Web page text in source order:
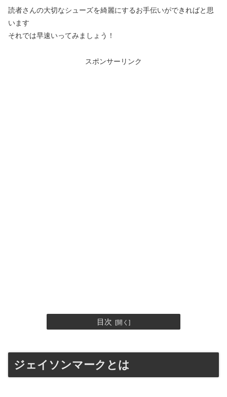
読者さんの大切なシューズを綺麗にするお手伝いができればと思
います
それでは早速いってみましょう！
スポンサーリンク
目次
ジェイソンマークとは